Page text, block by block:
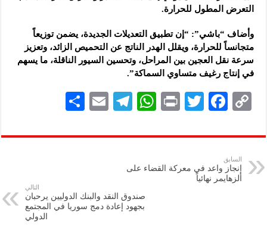
التعرض المطول للحرارة.
وأضاف “باشي”: “إن تطبيق التعديلات الجديدة، يضمن توزيعاً
متجانساً للحرارة، ويقلل الهدر الناتج عن التحميص الزائد، وتعزيز
سرعة نقل العجين بين المراحل، وتحسين السيور الناقلة، ما يسهم
في إنتاج رغيف متساوي السماكة”.
C
p
y
Li
F
eb
k
T
tt
P
nt
W
at
A
p
p
Te
gr
E
ai
ar
السابق
إنجاز واعد في معركة القضاء على
ألزهايمر نهائياً
التالي
صندوق النقد والبنك الدوليين يرحبان
بجهود إعادة دمج سوريا في المجتمع
الدولي